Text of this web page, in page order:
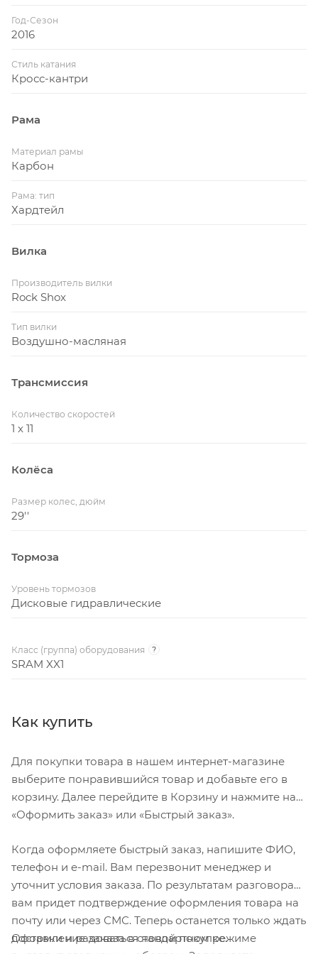
Год-Сезон
2016
Стиль катания
Кросс-кантри
Рама
Материал рамы
Карбон
Рама: тип
Хардтейл
Вилка
Производитель вилки
Rock Shox
Тип вилки
Воздушно-масляная
Трансмиссия
Количество скоростей
1 x 11
Колёса
Размер колес, дюйм
29''
Тормоза
Уровень тормозов
Дисковые гидравлические
Класс (группа) оборудования ?
SRAM XX1
Как купить
Для покупки товара в нашем интернет-магазине
выберите понравившийся товар и добавьте его в
корзину. Далее перейдите в Корзину и нажмите на
«Оформить заказ» или «Быстрый заказ».
Когда оформляете быстрый заказ, напишите ФИО,
телефон и e-mail. Вам перезвонит менеджер и
уточнит условия заказа. По результатам разговора
вам придет подтверждение оформления товара на
почту или через СМС. Теперь останется только ждать
доставки и радоваться новой покупке.
Оформление заказа в стандартном режиме